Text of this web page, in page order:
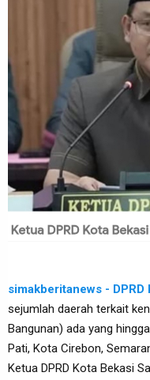
simakberitanews - DPRD
sejumlah daerah terkait
Bangunan) ada yang
Pati, Kota Cirebon,
Ketua DPRD Kota Bekasi